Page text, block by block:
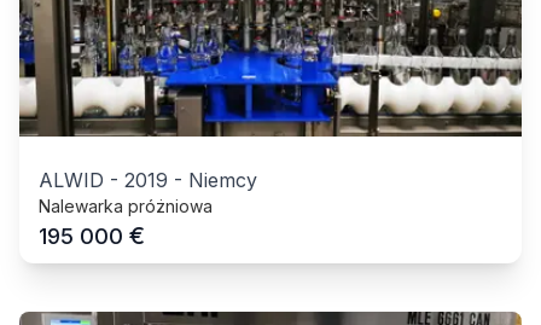
ALWID - 2019 - Niemcy
Nalewarka próżniowa
195 000 €